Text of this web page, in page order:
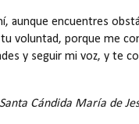
aunque encuentres
voluntad, porque me
y seguir mi voz, y te
Santa Cándida María de